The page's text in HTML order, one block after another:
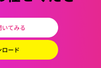
いてみる
ロード